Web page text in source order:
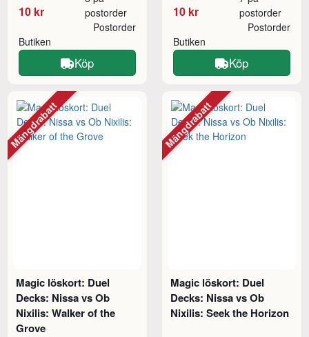
10 kr
postorder
Butiken
Postorder
Köp
10 kr
postorder
Butiken
Postorder
Köp
Magic löskort: Duel
Decks: Nissa vs Ob
Nixilis: Walker of the
Grove
Mängdrabatt
Magic löskort: Duel
Decks: Nissa vs Ob
Nixilis: Seek the Horizon
Mängdrabatt